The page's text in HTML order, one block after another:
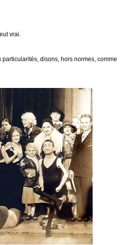
vrai.
disons, hors normes, comme